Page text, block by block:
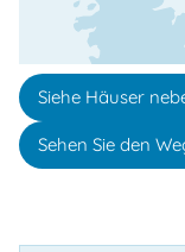
Siehe Häuser
Sehen Sie den